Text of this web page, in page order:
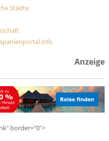
Städte
Anzeige
border="0">